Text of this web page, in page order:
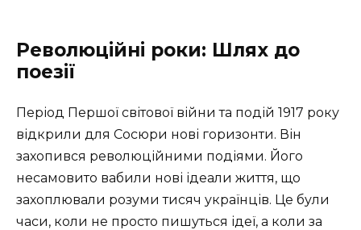
Революційні роки: Шлях до
поезії
Період Першої світової війни та подій 1917 року
відкрили для Сосюри нові горизонти. Він
захопився революційними подіями. Його
несамовито вабили нові ідеали життя, що
захоплювали розуми тисяч українців. Це були
часи, коли не просто пишуться ідеї, а коли за